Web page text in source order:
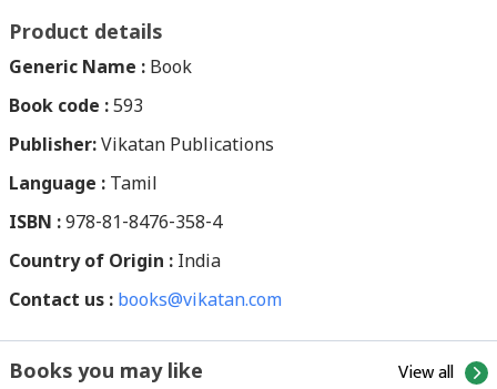
கொடுக்கிறோம்; முன்னுரிமை அளிக்கிறோம்.
கடைப்பிடிக்கிறோம். சக்திக்கு நம் தேசம்
முழுவதும் எண்ணற்ற தலங்கள் அமைந்துள்ளன.
தமிழகத்தைப் பொறுத்தவரை தேவி, காளி,
ஆலயங்கள் உள்ளன. திருமண வரம் வேண்டும்,
குழந்தை வரம் வேண்டும், தீராத நோய் தீர
என்று பல கவலைகளோடு வரும் பக்தர்களுக்கு
Product details
Generic Name : Book
Book code : 593
Publisher: Vikatan Publications
Language : Tamil
ISBN : 978-81-8476-358-4
Country of Origin : India
Contact us : books@vikatan.com
Books you may like View all